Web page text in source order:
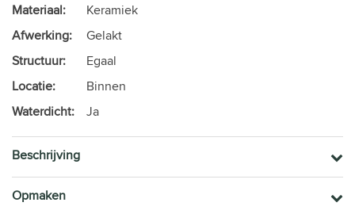
Materiaal:
Keramiek
Afwerking:
Gelakt
Structuur:
Egaal
Locatie:
Binnen
Waterdicht:
Ja
Beschrijving
Opmaken